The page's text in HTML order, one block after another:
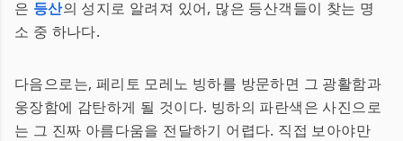
은 등산의 성지로 알려져 있어, 많은 등산객들이 찾는 명
소 중 하나다.
다음으로는, 페리토 모레노 빙하를 방문하면 그 광활함과
웅장함에 감탄하게 될 것이다. 빙하의 파란색은 사진으로
는 그 진짜 아름다움을 전달하기 어렵다. 직접 보아야만